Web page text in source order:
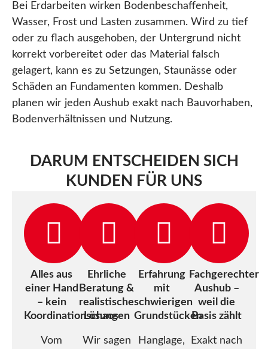
Bei Erdarbeiten wirken Bodenbeschaffenheit,
Wasser, Frost und Lasten zusammen. Wird zu tief
oder zu flach ausgehoben, der Untergrund nicht
korrekt vorbereitet oder das Material falsch
gelagert, kann es zu Setzungen, Staunässe oder
Schäden an Fundamenten kommen. Deshalb
planen wir jeden Aushub exakt nach Bauvorhaben,
Bodenverhältnissen und Nutzung.
DARUM ENTSCHEIDEN SICH
KUNDEN FÜR UNS
Alles aus
einer Hand
– kein
Koordinationschaos
Vom
Ehrliche
Beratung &
realistische
Lösungen
Wir sagen
Erfahrung
mit
schwierigen
Grundstücken
Hanglage,
Fachgerechter
Aushub –
weil die
Basis zählt
Exakt nach